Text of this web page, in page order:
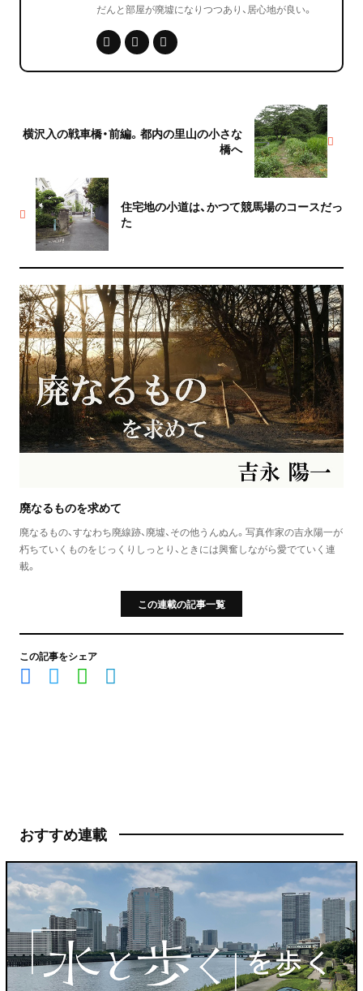
だんと部屋が廃墟になりつつあり、居心地が良い。
住宅地の小道は、かつて競馬場のコースだっ
た
横沢入の戦車橋・前編。都内の里山の小さな
橋へ
廃なるものを求めて
廃なるもの、すなわち廃線跡、廃墟、その他うんぬん。写真作家の吉永陽一が
朽ちていくものをじっくりしっとり、ときには興奮しながら愛でていく連
載。
この連載の記事一覧
この記事をシェア
おすすめ連載